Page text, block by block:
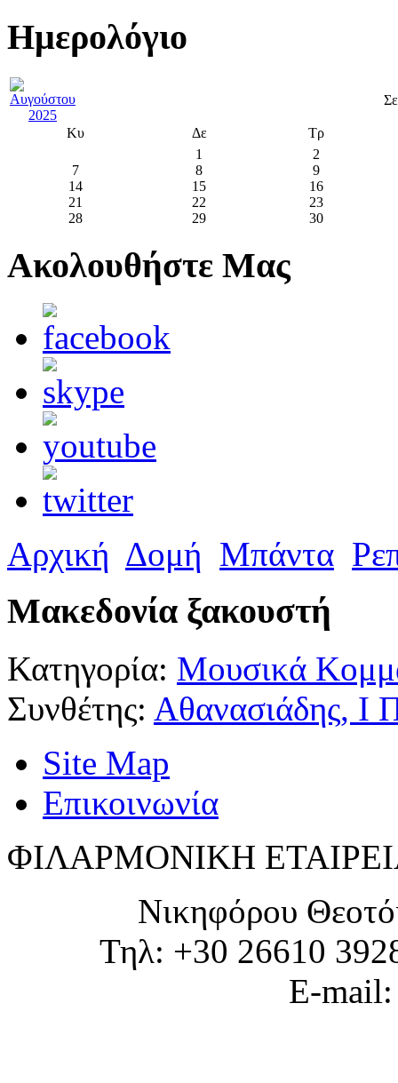
Ημερολόγιο
Κυ Δε
Τρ
1
2
7
8
9
14
15
16
21
22
23
28
29 30
Ακολουθήστε Μας
Αρχική Δομή Μπάντα
Μακεδονία ξακουστή
Κατηγορία: Μουσικά
Συνθέτης: Αθανασιάδης, Ι
Site Map
Επικοινωνία
ΦΙΛΑΡΜΟΝΙΚΗ
Νικηφόρου
Τηλ: +30 26610
E-